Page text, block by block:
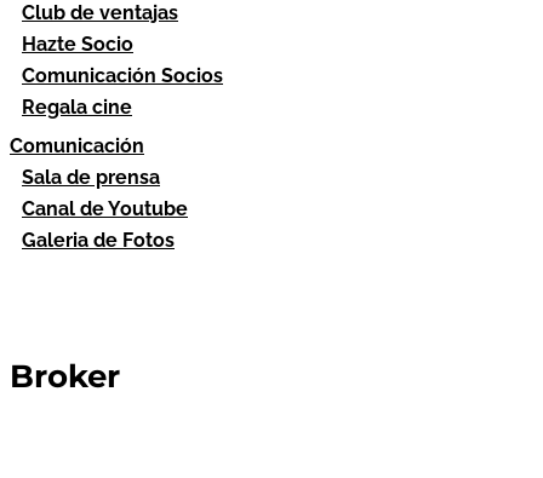
Club de ventajas
Hazte Socio
Comunicación Socios
Regala cine
Comunicación
Sala de prensa
Canal de Youtube
Galeria de Fotos
Broker